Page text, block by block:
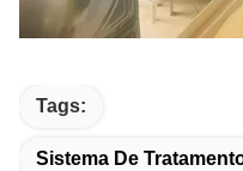
Tags:
Sistema De